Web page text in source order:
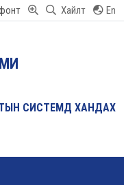
Хайлт En
СИСТЕМД ХАНДАХ